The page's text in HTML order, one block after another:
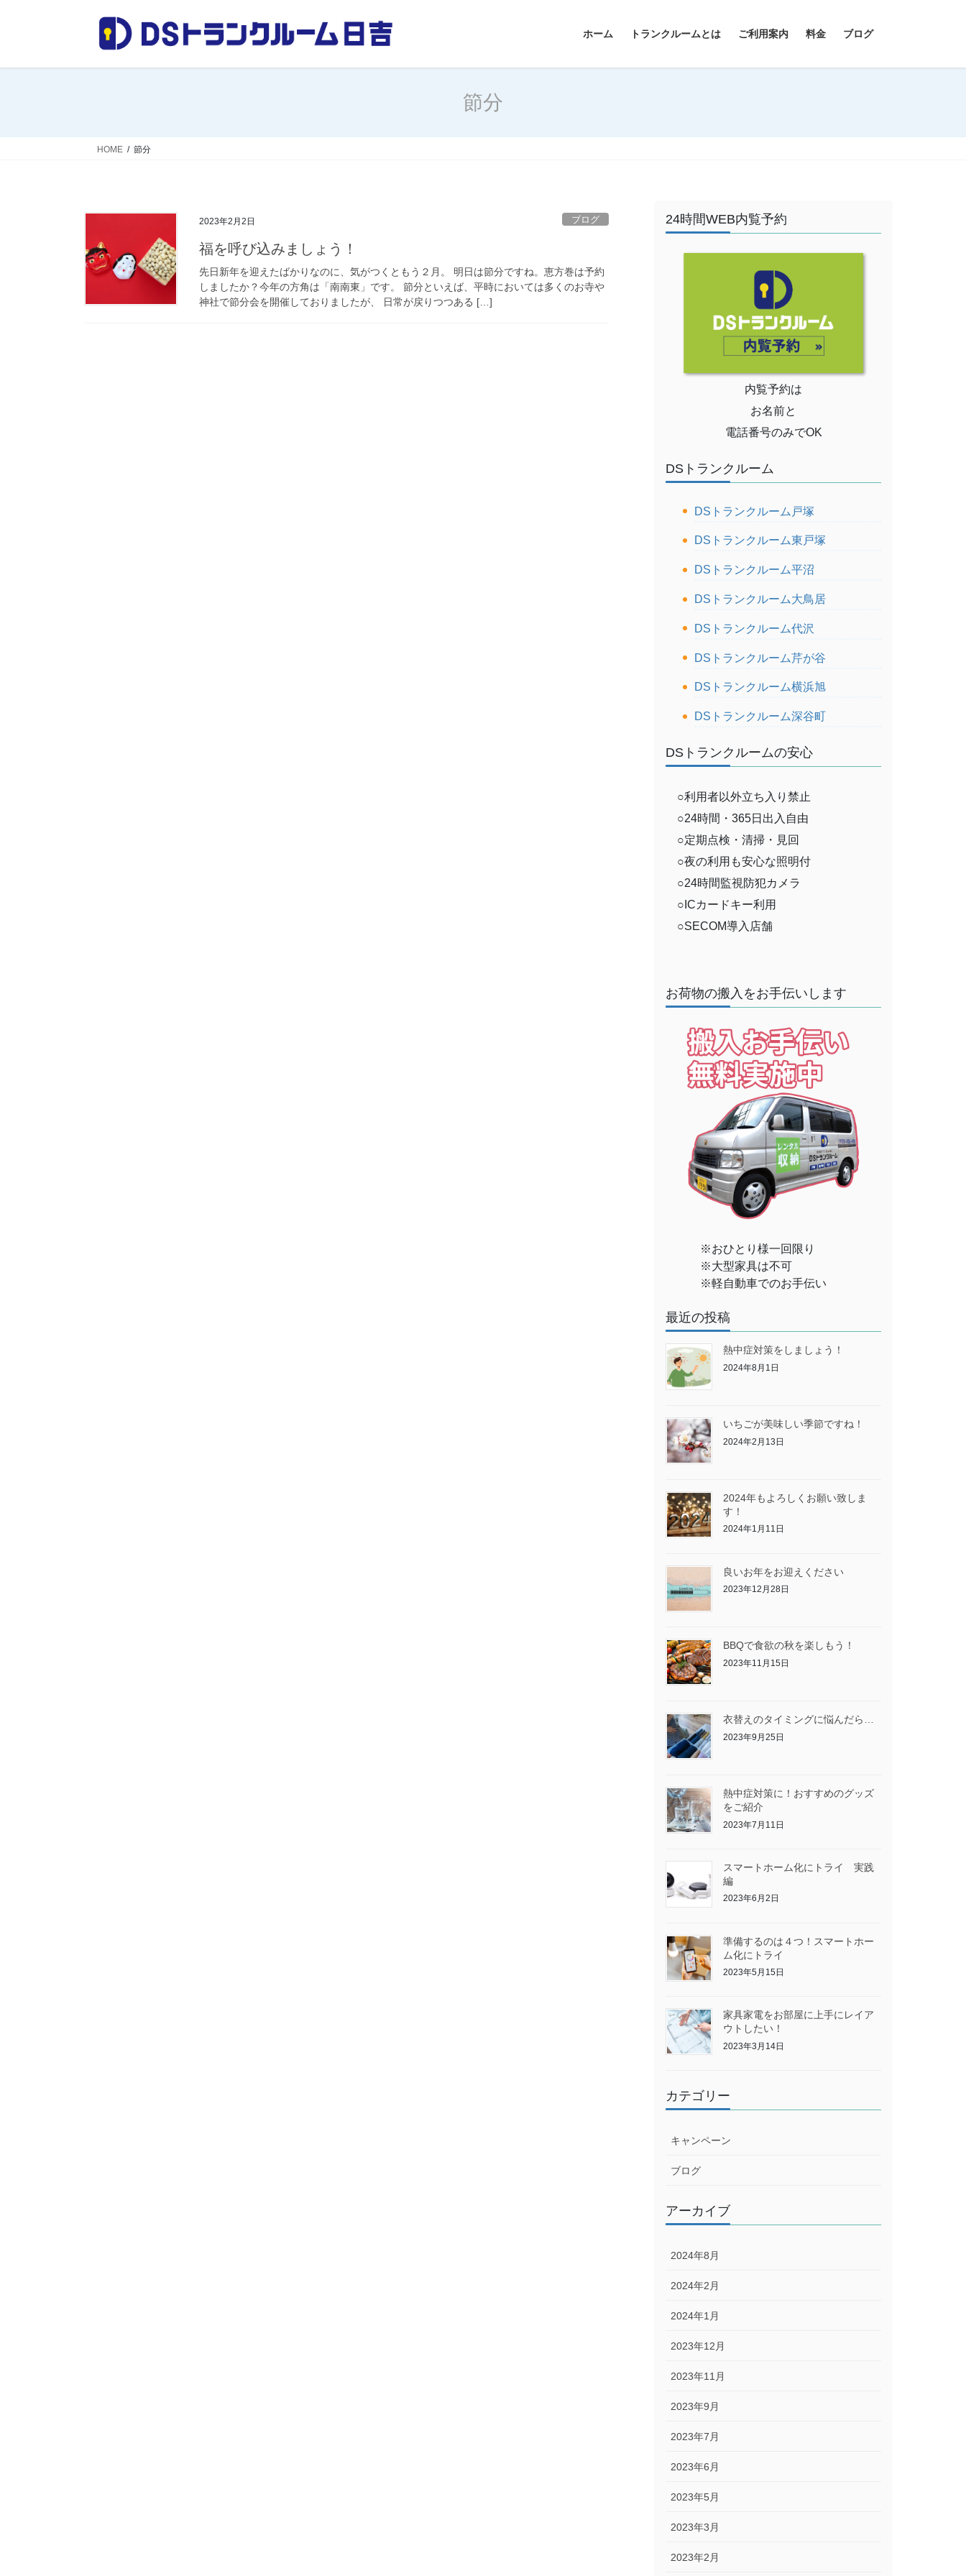
ホーム トランクルームとは ご利用案内 料金 ブログ
節分
HOME 節分
2023年2月2日 ブログ
福を呼び込みましょう！
先日新年を迎えたばかりなのに、気がつくともう２月。 明日は節分ですね。恵方巻は予約
しましたか？今年の方角は「南南東」です。 節分といえば、平時においては多くのお寺や
神社で節分会を開催しておりましたが、 日常が戻りつつある […]
24時間WEB内覧予約
内覧予約は
お名前と
電話番号のみでOK
DSトランクルーム
DSトランクルーム戸塚
DSトランクルーム東戸塚
DSトランクルーム平沼
DSトランクルーム大鳥居
DSトランクルーム代沢
DSトランクルーム芹が谷
DSトランクルーム横浜旭
DSトランクルーム深谷町
DSトランクルームの安心
○利用者以外立ち入り禁止
○24時間・365日出入自由
○定期点検・清掃・見回
○夜の利用も安心な照明付
○24時間監視防犯カメラ
○ICカードキー利用
○SECOM導入店舗
お荷物の搬入をお手伝いします
※おひとり様一回限り
※大型家具は不可
※軽自動車でのお手伝い
最近の投稿
熱中症対策をしましょう！
2024年8月1日
いちごが美味しい季節ですね！
2024年2月13日
2024年もよろしくお願い致しま
す！
2024年1月11日
良いお年をお迎えください
2023年12月28日
BBQで食欲の秋を楽しもう！
2023年11月15日
衣替えのタイミングに悩んだら…
2023年9月25日
熱中症対策に！おすすめのグッズ
をご紹介
2023年7月11日
スマートホーム化にトライ 実践
編
2023年6月2日
準備するのは４つ！スマートホー
ム化にトライ
2023年5月15日
家具家電をお部屋に上手にレイア
ウトしたい！
2023年3月14日
カテゴリー
キャンペーン
ブログ
アーカイブ
2024年8月
2024年2月
2024年1月
2023年12月
2023年11月
2023年9月
2023年7月
2023年6月
2023年5月
2023年3月
2023年2月